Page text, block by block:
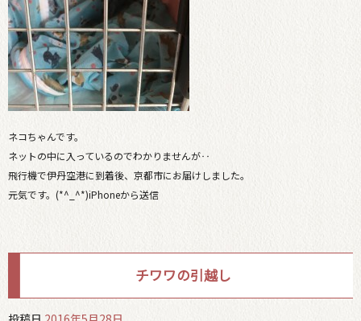
ネコちゃんです。
ネットの中に入っているのでわかりませんが‥
飛行機で伊丹空港に到着後、京都市にお届けしました。
元気です。(*^_^*)iPhoneから送信
チワワの引越し